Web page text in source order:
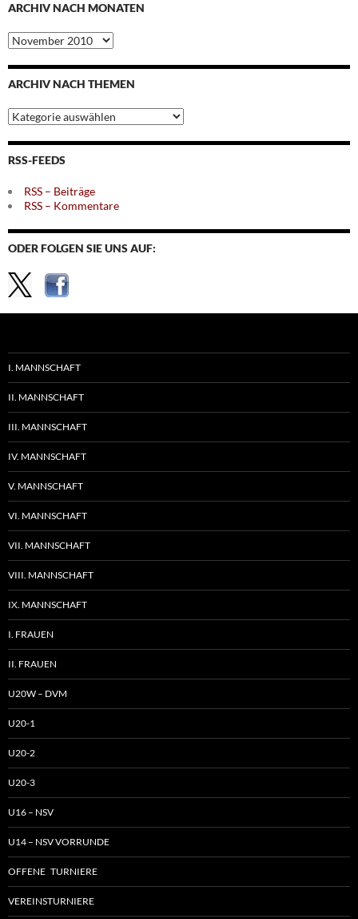
ARCHIV NACH MONATEN
Archiv
nach
Monaten
ARCHIV NACH THEMEN
Archiv
nach
Themen
RSS-FEEDS
RSS – Beiträge
RSS – Kommentare
ODER FOLGEN SIE UNS AUF:
I. MANNSCHAFT
II. MANNSCHAFT
III. MANNSCHAFT
IV. MANNSCHAFT
V. MANNSCHAFT
VI. MANNSCHAFT
VII. MANNSCHAFT
VIII. MANNSCHAFT
IX. MANNSCHAFT
I. FRAUEN
II. FRAUEN
U20W – DVM
U20-1
U20-2
U20-3
U16 – NSV
U14 – NSV VORRUNDE
OFFENE TURNIERE
VEREINSTURNIERE